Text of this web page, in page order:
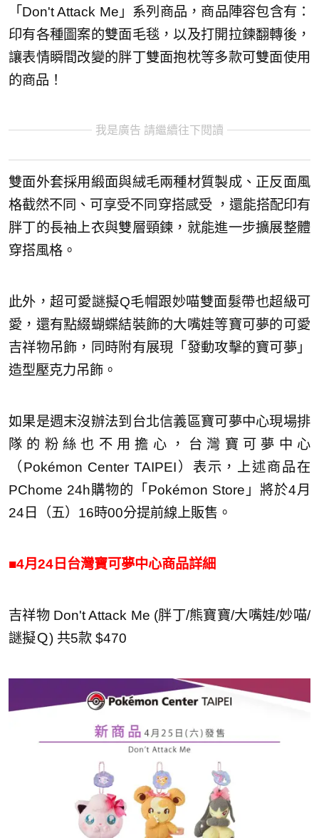
「Don't Attack Me」系列商品，商品陣容包含有：
印有各種圖案的雙面毛毯，以及打開拉鍊翻轉後，
讓表情瞬間改變的胖丁雙面抱枕等多款可雙面使用
的商品！
我是廣告 請繼續往下閱讀
雙面外套採用緞面與絨毛兩種材質製成、正反面風
格截然不同、可享受不同穿搭感受 ，還能搭配印有
胖丁的長袖上衣與雙層頸鍊，就能進一步擴展整體
穿搭風格。
此外，超可愛謎擬Q毛帽跟妙喵雙面髮帶也超級可
愛，還有點綴蝴蝶結裝飾的大嘴娃等寶可夢的可愛
吉祥物吊飾，同時附有展現「發動攻擊的寶可夢」
造型壓克力吊飾。
如果是週末沒辦法到台北信義區寶可夢中心現場排
隊的粉絲也不用擔心，台灣寶可夢中心
（Pokémon Center TAIPEI）表示，上述商品在
PChome 24h購物的「Pokémon Store」將於4月
24日（五）16時00分提前線上販售。
■4月24日台灣寶可夢中心商品詳細
吉祥物 Don't Attack Me (胖丁/熊寶寶/大嘴娃/妙喵/
謎擬Ｑ) 共5款 $470